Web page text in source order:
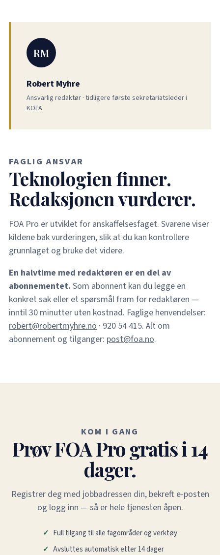
RM
Robert Myhre
Ansvarlig redaktør · tidligere første sekretariatsleder i
KOFA
FAGLIG ANSVAR
Teknologien finner.
Redaksjonen vurderer.
FOA Pro er utviklet for anskaffelsesfaget. Svarene viser
kildene bak vurderingen, slik at du kan kontrollere
grunnlaget og bruke det videre.
En halvtime med redaktøren er en del av
abonnementet. Som abonnent kan du legge en
konkret sak eller et spørsmål fram for redaktøren —
inntil 30 minutter uten kostnad. Faglige henvendelser:
robert@robertmyhre.no · 920 54 415. Alt om
abonnement og tilganger: post@foa.no.
KOM I GANG
Prøv FOA Pro gratis i 14
dager.
Registrer deg med jobbadressen din, bekreft e-posten
og logg inn — så er hele tjenesten åpen.
Full tilgang til alle fagområder og verktøy
Avsluttes automatisk etter 14 dager